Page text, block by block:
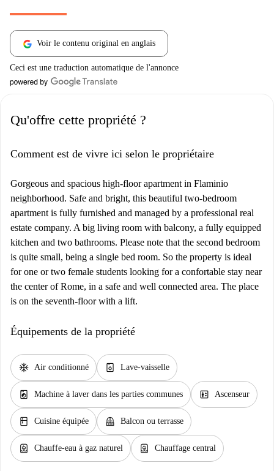
Voir le contenu original en anglais
Ceci est une traduction automatique de l'annonce
Qu'offre cette propriété ?
Comment est de vivre ici selon le propriétaire
Gorgeous and spacious high-floor apartment in Flaminio
neighborhood. Safe and bright, this beautiful two-bedroom
apartment is fully furnished and managed by a professional real
estate company. A big living room with balcony, a fully equipped
kitchen and two bathrooms. Please note that the second bedroom
is quite small, being a single bed room. So the property is ideal
for one or two female students looking for a confortable stay near
the center of Rome, in a safe and well connected area. The place
is on the seventh-floor with a lift.
Équipements de la propriété
ac_unit Air conditionné dishwasher_gen Lave-vaisselle
local_laundry_service Machine à laver dans les parties communes elevator Ascenseur
kitchen Cuisine équipée balcony Balcon ou terrasse
water_heater Chauffe-eau à gaz naturel water_heater Chauffage central